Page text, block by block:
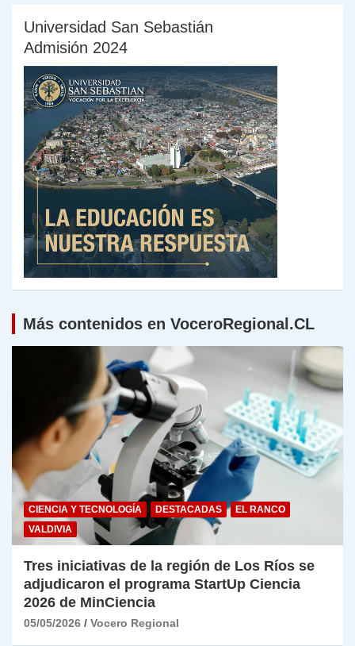
Universidad San Sebastián
Admisión 2024
Más contenidos en VoceroRegional.CL
CIENCIA Y TECNOLOGÍA DESTACADAS
EL RANCO
VALDIVIA
Tres iniciativas de la región de Los Ríos se
adjudicaron el programa StartUp Ciencia
2026 de MinCiencia
05/05/2026 Vocero Regional